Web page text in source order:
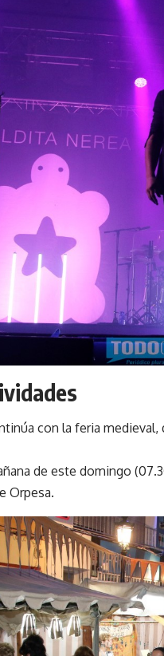
con la feria
de este domingo
Orpesa.